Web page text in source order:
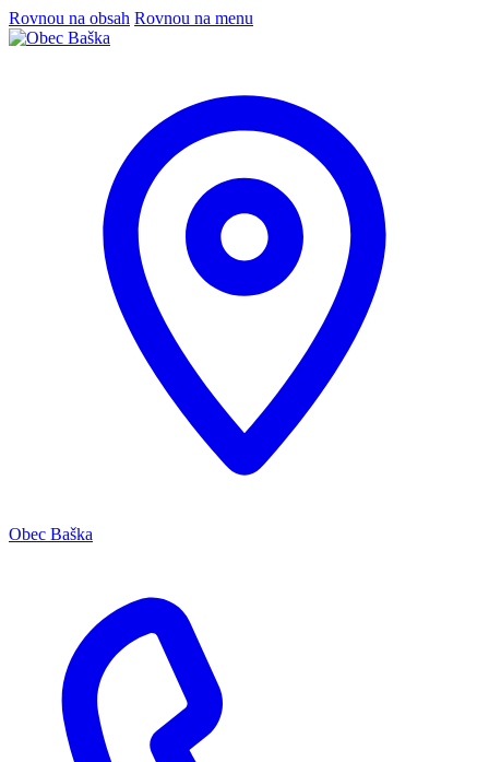
Rovnou na obsah Rovnou na menu
Obec Baška